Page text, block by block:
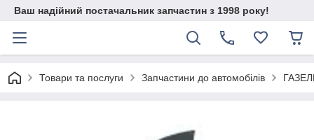
Ваш надійний постачальник запчастин з 1998 року!
Товари та послуги Запчастини до автомобілів